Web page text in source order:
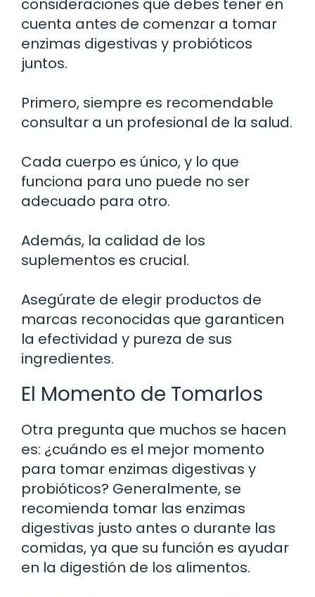
consideraciones que debes tener en
cuenta antes de comenzar a tomar
enzimas digestivas y probióticos
juntos.
Primero, siempre es recomendable
consultar a un profesional de la salud.
Cada cuerpo es único, y lo que
funciona para uno puede no ser
adecuado para otro.
Además, la calidad de los
suplementos es crucial.
Asegúrate de elegir productos de
marcas reconocidas que garanticen
la efectividad y pureza de sus
ingredientes.
El Momento de Tomarlos
Otra pregunta que muchos se hacen
es: ¿cuándo es el mejor momento
para tomar enzimas digestivas y
probióticos? Generalmente, se
recomienda tomar las enzimas
digestivas justo antes o durante las
comidas, ya que su función es ayudar
en la digestión de los alimentos.